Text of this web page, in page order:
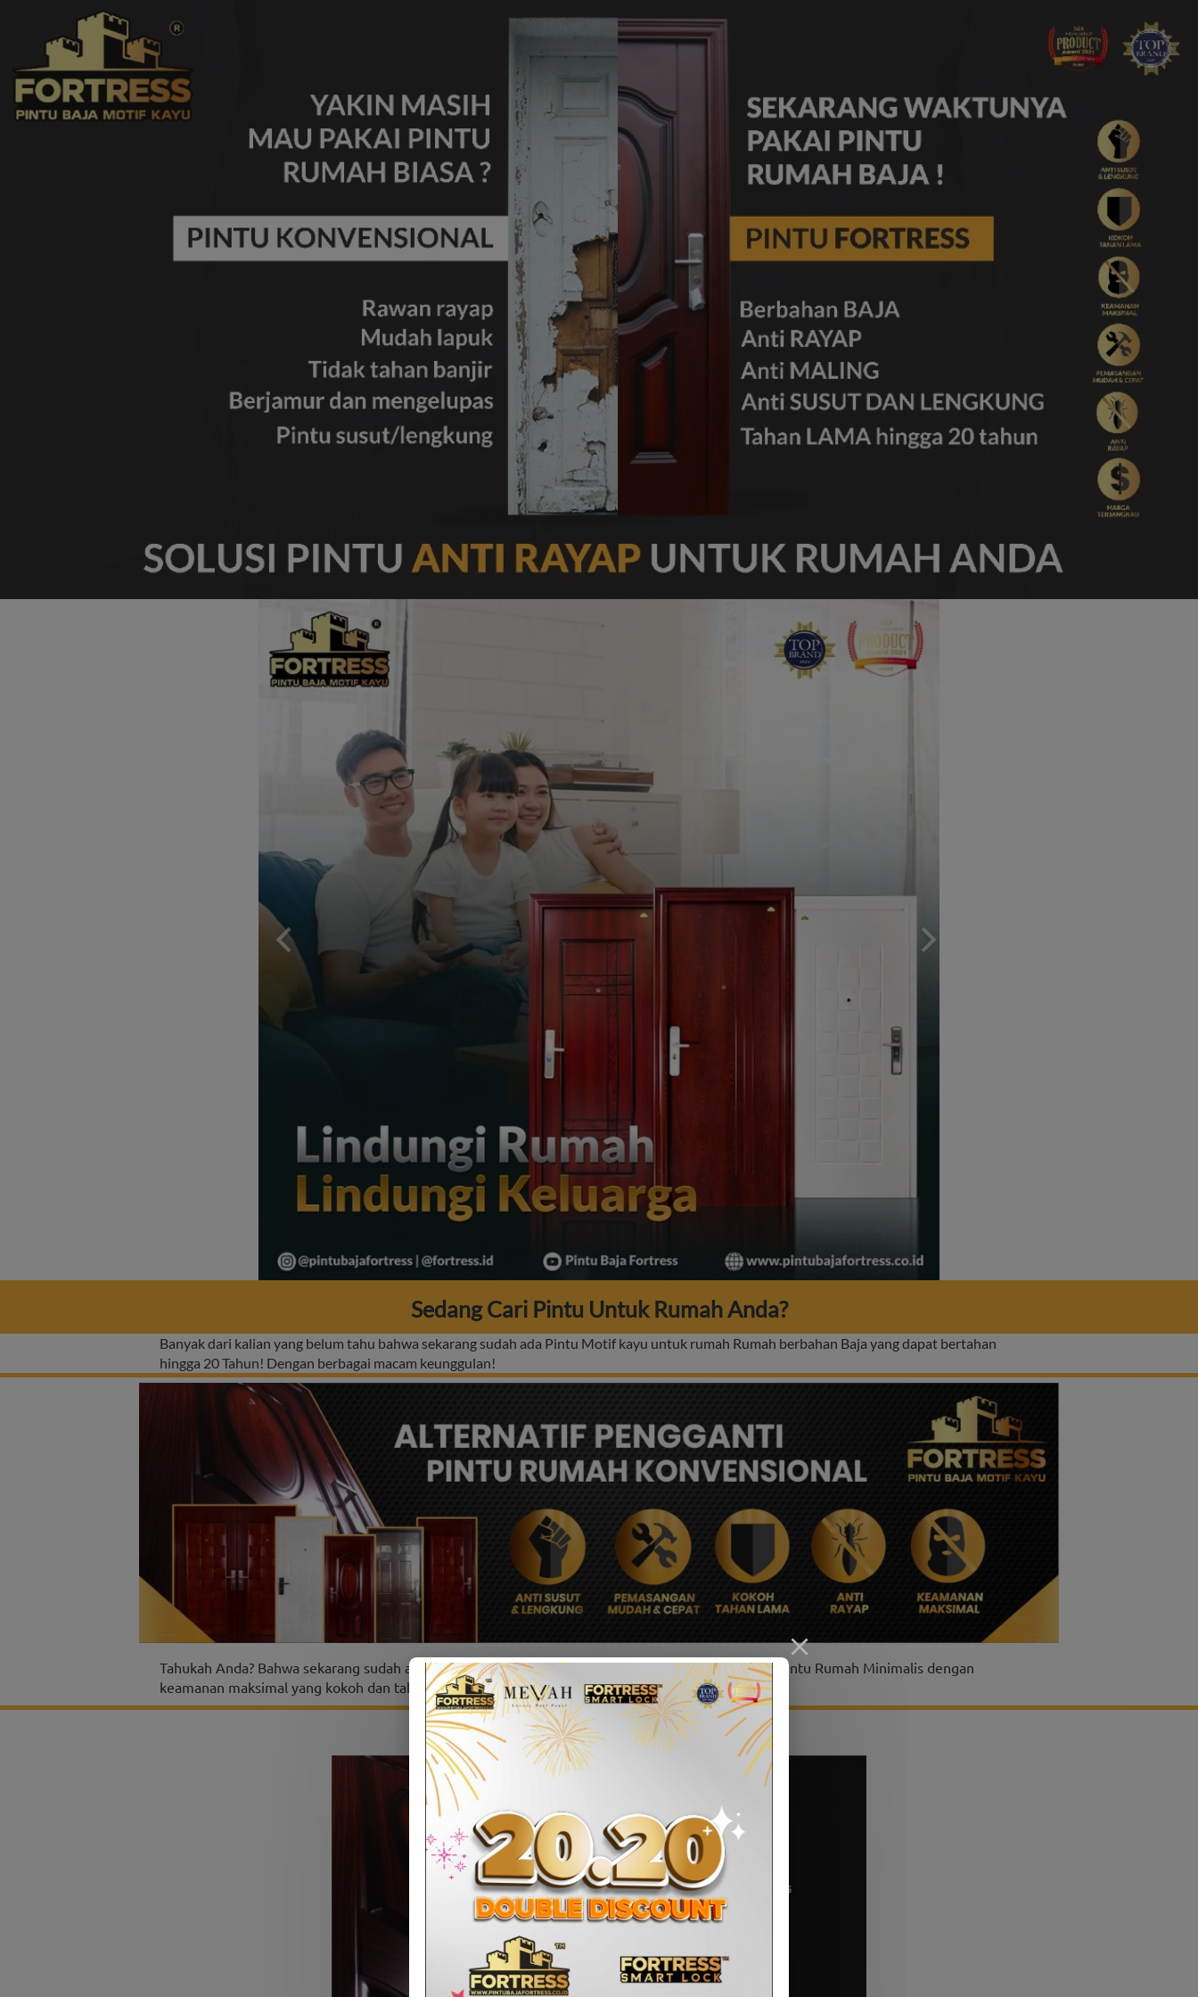
Sedang Cari Pintu Untuk Rumah Anda?
Banyak dari kalian yang belum tahu bahwa sekarang sudah ada Pintu Motif kayu untuk rumah Rumah berbahan Baja yang dapat bertahan
hingga 20 Tahun! Dengan berbagai macam keunggulan!
Tahukah Anda? Bahwa sekarang sudah ada Pintu Rumah yang menjawab semua kebutuhan Anda? Pintu Rumah Minimalis dengan
keamanan maksimal yang kokoh dan tahan lama dan juga anti rayap?
FORTRESS Pintu Baja Motif Kayu